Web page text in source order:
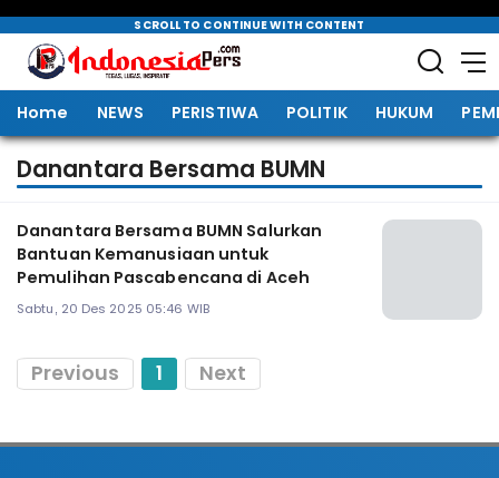
SCROLL TO CONTINUE WITH CONTENT
Home NEWS PERISTIWA POLITIK HUKUM
Danantara Bersama BUMN
Danantara Bersama BUMN Salurkan
Bantuan Kemanusiaan untuk
Pemulihan Pascabencana di Aceh
Sabtu, 20 Des 2025 05:46 WIB
Previous 1 Next